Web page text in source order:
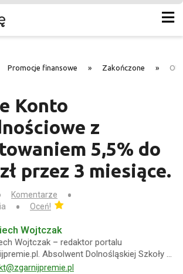
Promocje finansowe » Zakończone »
Konto
z
5,5% do
przez 3 miesiące.
Komentarze
Oceń!
Wojtczak
Wojtczak – redaktor portalu
Absolwent Dolnośląskiej Szkoły …